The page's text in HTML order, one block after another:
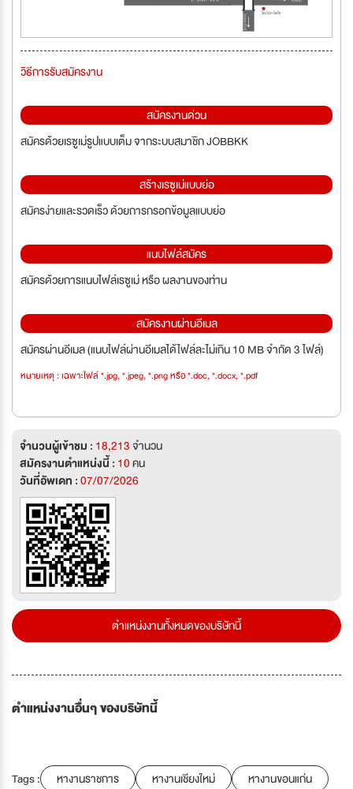
วิธีการรับสมัครงาน
สมัครงานด่วน
สมัครด้วยเรซูเม่รูปแบบเต็ม จากระบบสมาชิก JOBBKK
สร้างเรซูเม่แบบย่อ
สมัครง่ายและรวดเร็ว ด้วยการกรอกข้อมูลแบบย่อ
แนบไฟล์สมัคร
สมัครด้วยการแนบไฟล์เรซูเม่ หรือ ผลงานของท่าน
สมัครงานผ่านอีเมล
สมัครผ่านอีเมล (แนบไฟล์ผ่านอีเมลได้ไฟล์ละไม่เกิน 10 MB จำกัด 3 ไฟล์)
หมายเหตุ : เฉพาะไฟล์ *.jpg, *.jpeg, *.png หรือ *.doc, *.docx, *.pdf
จำนวนผู้เข้าชม : 18,213จำนวน
สมัครงานตำแหน่งนี้ : 10คน
วันที่อัพเดท :07/07/2026
ตำแหน่งงานทั้งหมดของบริษัทนี้
ตำแหน่งงานอื่นๆ ของบริษัทนี้
Tags : หางานราชการ หางานเชียงใหม่
หางานขอนแก่น